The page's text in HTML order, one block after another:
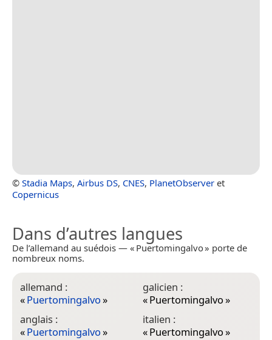
© Stadia Maps, Airbus DS, CNES, PlanetObserver et
Copernicus
Dans d’autres langues
De l’allemand au suédois — « Puertomingalvo » porte de
nombreux noms.
allemand :
«Puertomingalvo»
anglais :
«Puertomingalvo»
galicien :
«Puertomingalvo»
italien :
«Puertomingalvo»